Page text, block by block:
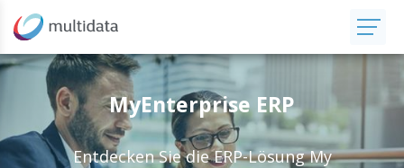
MyEnterprise ERP
Entdecken Sie die ERP-Lösung My